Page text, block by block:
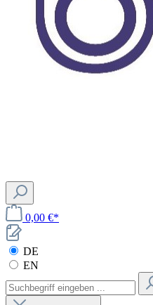
0,00 €*
DE
EN